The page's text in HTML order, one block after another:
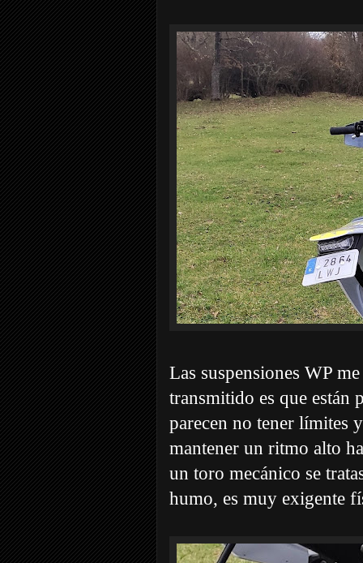
Las suspensiones WP
transmitido es que están
parecen no tener límites
mantener un ritmo alto
un toro mecánico se
humo, es muy exigente